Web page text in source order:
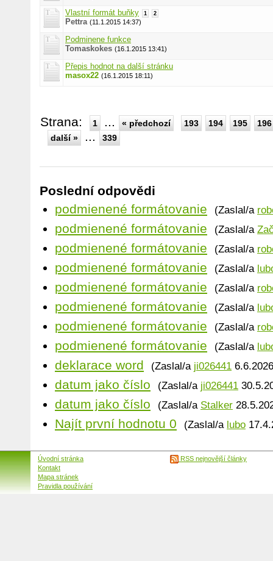
Vlastní formát buňky 1 2
Pettra (11.1.2015 14:37)
Podminene funkce
Tomaskokes (16.1.2015 13:41)
Přepis hodnot na další stránku
masox22 (16.1.2015 18:11)
Strana: 1 ... « předchozí 193 194 195
196
další »
... 339
Poslední odpovědi
podmienené formátovanie
(Zaslal/a
podmienené formátovanie (Zaslal/a
podmienené formátovanie (Zaslal/a
podmienené formátovanie (Zaslal/a
podmienené formátovanie (Zaslal/a
podmienené formátovanie (Zaslal/a
podmienené formátovanie (Zaslal/a
podmienené formátovanie (Zaslal/a
deklarace word (Zaslal/a ji026441
datum jako číslo (Zaslal/a ji026441
datum jako číslo (Zaslal/a Stalker
Najít první hodnotu 0 (Zaslal/a lubo
Úvodní stránka
Kontakt
Mapa stránek
Pravidla používání
RSS nejnovější články